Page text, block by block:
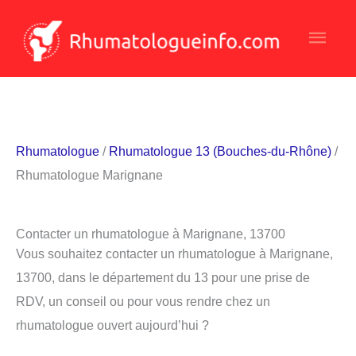
contenu
Rhumatologue / Rhumatologue 13 (Bouches-du-Rhône) /
Rhumatologue Marignane
Contacter un rhumatologue à Marignane, 13700
Vous souhaitez contacter un rhumatologue à Marignane,
13700, dans le département du 13 pour une prise de
RDV, un conseil ou pour vous rendre chez un
rhumatologue ouvert aujourd’hui ?